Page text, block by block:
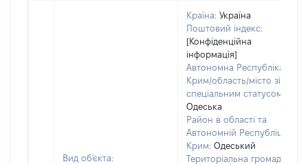
Вид об'єкта:
Країна: Україна
Поштовий індекс:
[Конфіденційна
інформація]
Автономна Республіка
Крим/область/місто зі
спеціальним статусом:
Одеська
Район в області та
Автономній Республіці
Крим: Одеський
Територіальна громада: